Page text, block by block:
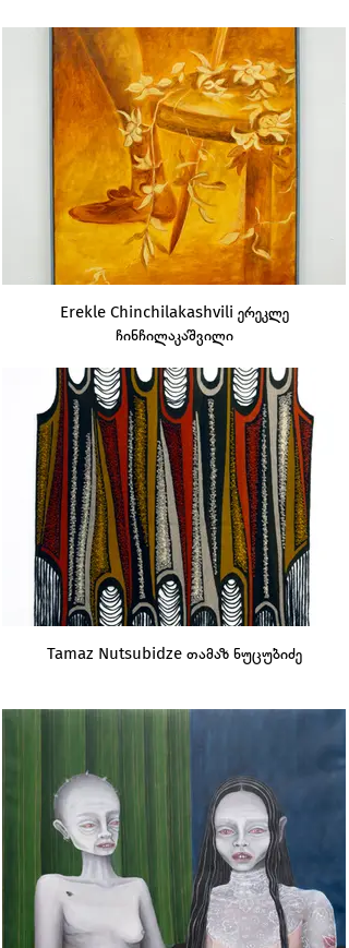
Erekle Chinchilakashvili ერეკლე
ჩინჩილაკაშვილი
Tamaz Nutsubidze თამაზ ნუცუბიძე